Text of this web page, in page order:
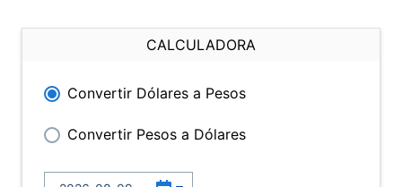
CALCULADORA
Convertir Dólares a Pesos
Convertir Pesos a Dólares